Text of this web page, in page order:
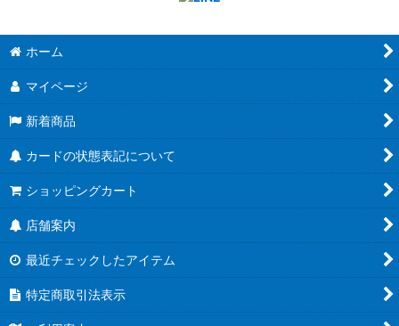
ホーム
マイページ
新着商品
カードの状態表記について
ショッピングカート
店舗案内
最近チェックしたアイテム
特定商取引法表示